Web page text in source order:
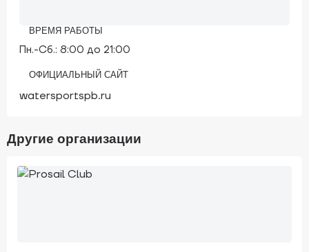
ВРЕМЯ РАБОТЫ
Пн.-Сб.: 8:00 до 21:00
ОФИЦИАЛЬНЫЙ САЙТ
watersportspb.ru
Другие организации